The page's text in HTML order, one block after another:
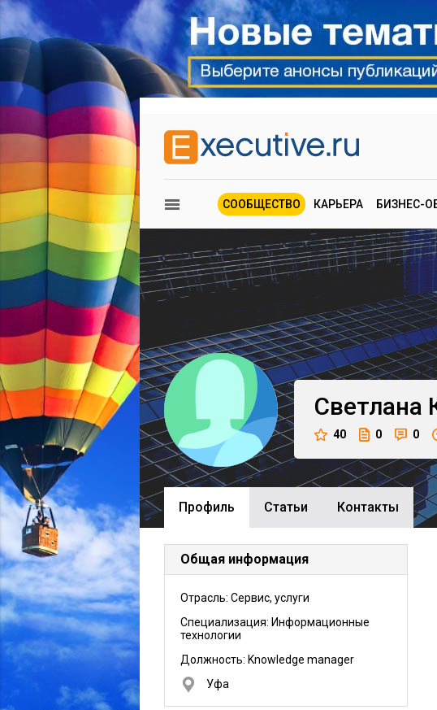
СООБЩЕСТВО КАРЬЕРА БИЗНЕС-
Светлана
40 0 0
Профиль Cтатьи Контакты
Общая информация
Отрасль: Сервис, услуги
Специализация: Информационные
технологии
Должность: Knowledge manager
Уфа